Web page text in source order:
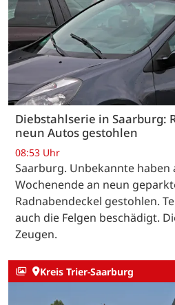
Diebstahlserie in Saarburg:
neun Autos gestohlen
08:53 Uhr
Saarburg. Unbekannte haben
Wochenende an neun
Radnabendeckel gestohlen.
auch die Felgen beschädigt.
Zeugen.
Kreis Trier-Saarburg